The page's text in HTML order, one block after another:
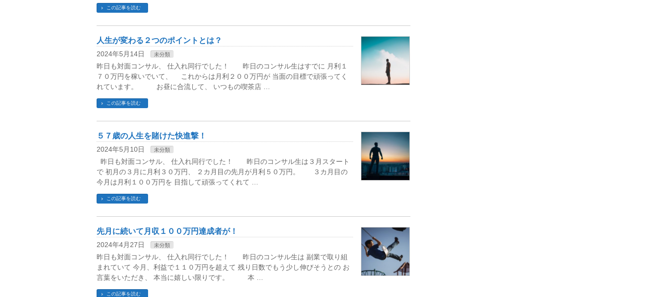
この記事を読む
人生が変わる２つのポイントとは？
2024年5月14日 未分類
昨日も対面コンサル、 仕入れ同行でした！ 昨日のコンサル生はすでに 月利１
７０万円を稼いでいて、 これからは月利２００万円が 当面の目標で頑張ってく
れています。 お昼に合流して、 いつもの喫茶店 …
この記事を読む
５７歳の人生を賭けた快進撃！
2024年5月10日 未分類
昨日も対面コンサル、 仕入れ同行でした！ 昨日のコンサル生は３月スタート
で 初月の３月に月利３０万円、 ２カ月目の先月が月利５０万円。 ３カ月目の
今月は月利１００万円を 目指して頑張ってくれて …
この記事を読む
先月に続いて月収１００万円達成者が！
2024年4月27日 未分類
昨日も対面コンサル、 仕入れ同行でした！ 昨日のコンサル生は 副業で取り組
まれていて 今月、利益で１１０万円を超えて 残り日数でもう少し伸びそうとの お
言葉をいただき、 本当に嬉しい限りです。 本 …
この記事を読む